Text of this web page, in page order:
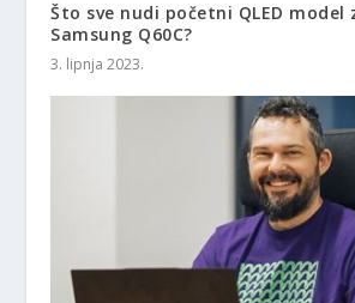
Što sve nudi početni QLED model
Samsung Q60C?
3. lipnja 2023.